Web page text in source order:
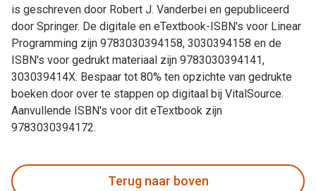
is geschreven door Robert J. Vanderbei en gepubliceerd
door Springer. De digitale en eTextbook-ISBN's voor Linear
Programming zijn 9783030394158, 3030394158 en de
ISBN's voor gedrukt materiaal zijn 9783030394141,
303039414X. Bespaar tot 80% ten opzichte van gedrukte
boeken door over te stappen op digitaal bij VitalSource.
Aanvullende ISBN's voor dit eTextbook zijn
9783030394172.
Terug naar boven